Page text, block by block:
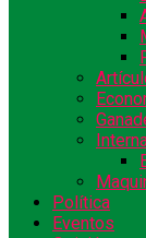
Política
Eventos